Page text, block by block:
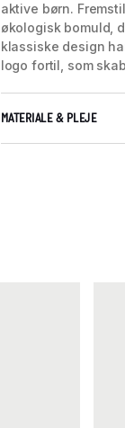
aktive børn.
økologisk bomuld,
klassiske design
logo fortil, som
MATERIALE & PLEJE